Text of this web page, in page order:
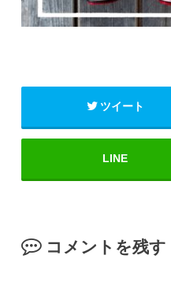
ツイート
LINE
コメントを残す